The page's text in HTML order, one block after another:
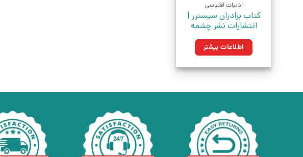
ادبیات اقتباسی
کتاب برادران سیسترز |
انتشارات نشر چشمه
اطلاعات بیشتر